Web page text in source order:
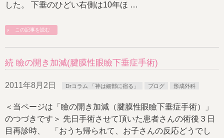
した。 下垂のひどい右側は10年ほ …
この記事を読む
続 瞼の開き加減(腱膜性眼瞼下垂症手術)
2011年8月2日 Drコラム 「神は細部に宿る」 ブログ 形成外科
＜当ページは「瞼の開き加減（腱膜性眼瞼下垂症手術）」
のつづきです＞ 先日手術させて頂いた患者さんの術後３日
目再診時、 「おうち帰られて、お子さんの反応どうでし